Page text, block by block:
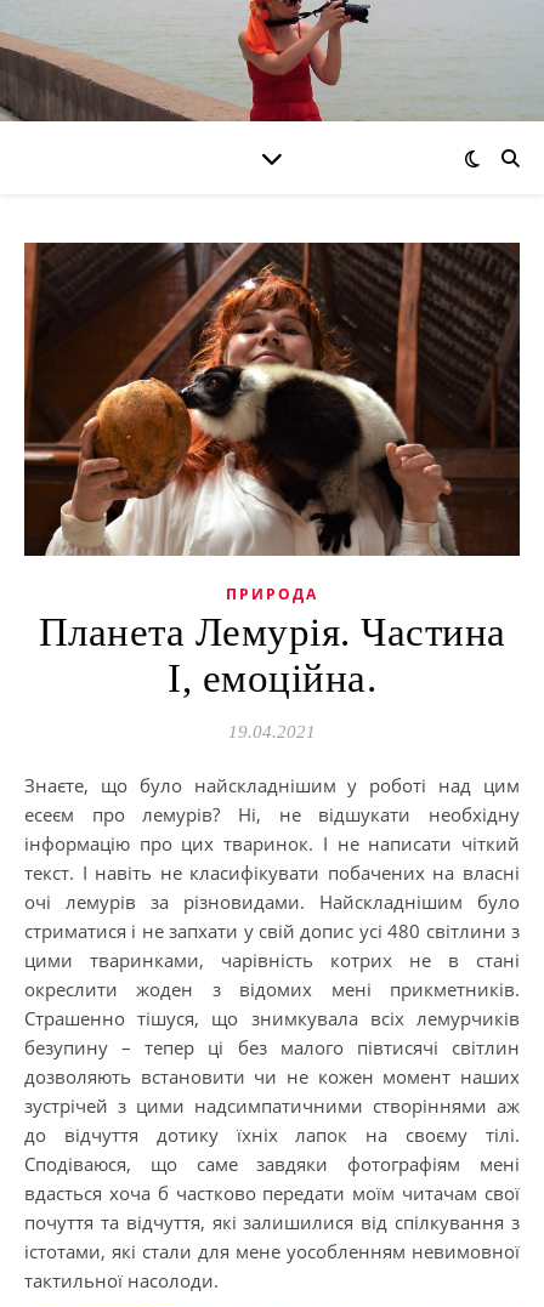
ПРИРОДА
Планета Лемурія. Частина
І, емоційна.
19.04.2021
Знаєте, що було найскладнішим у роботі над цим
есеєм про лемурів? Ні, не відшукати необхідну
інформацію про цих тваринок. І не написати чіткий
текст. І навіть не класифікувати побачених на власні
очі лемурів за різновидами. Найскладнішим було
стриматися і не запхати у свій допис усі 480 світлини з
цими тваринками, чарівність котрих не в стані
окреслити жоден з відомих мені прикметників.
Страшенно тішуся, що знимкувала всіх лемурчиків
безупину – тепер ці без малого півтисячі світлин
дозволяють встановити чи не кожен момент наших
зустрічей з цими надсимпатичними створіннями аж
до відчуття дотику їхніх лапок на своєму тілі.
Сподіваюся, що саме завдяки фотографіям мені
вдасться хоча б частково передати моїм читачам свої
почуття та відчуття, які залишилися від спілкування з
істотами, які стали для мене уособленням невимовної
тактильної насолоди.